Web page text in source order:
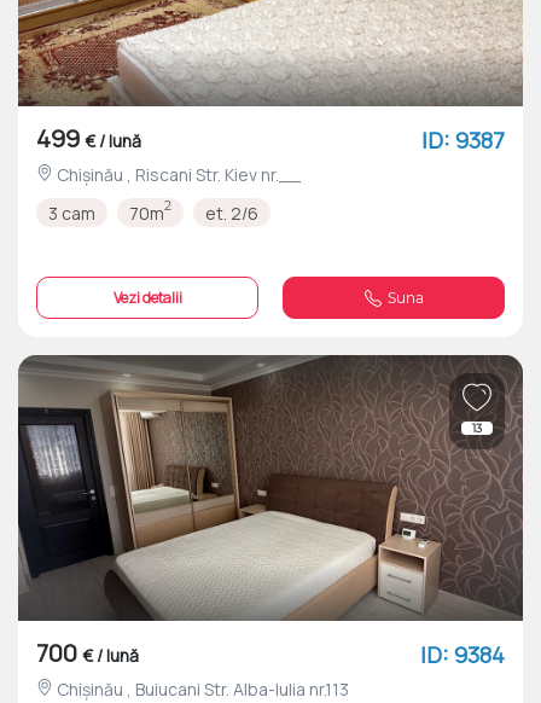
499 € / lună ID: 9387
Chișinău , Riscani Str. Kiev nr.__
3 cam
70m2 et. 2/6
Vezi detalii Suna
13
700 € / lună ID: 9384
Chișinău , Buiucani Str. Alba-Iulia nr.113